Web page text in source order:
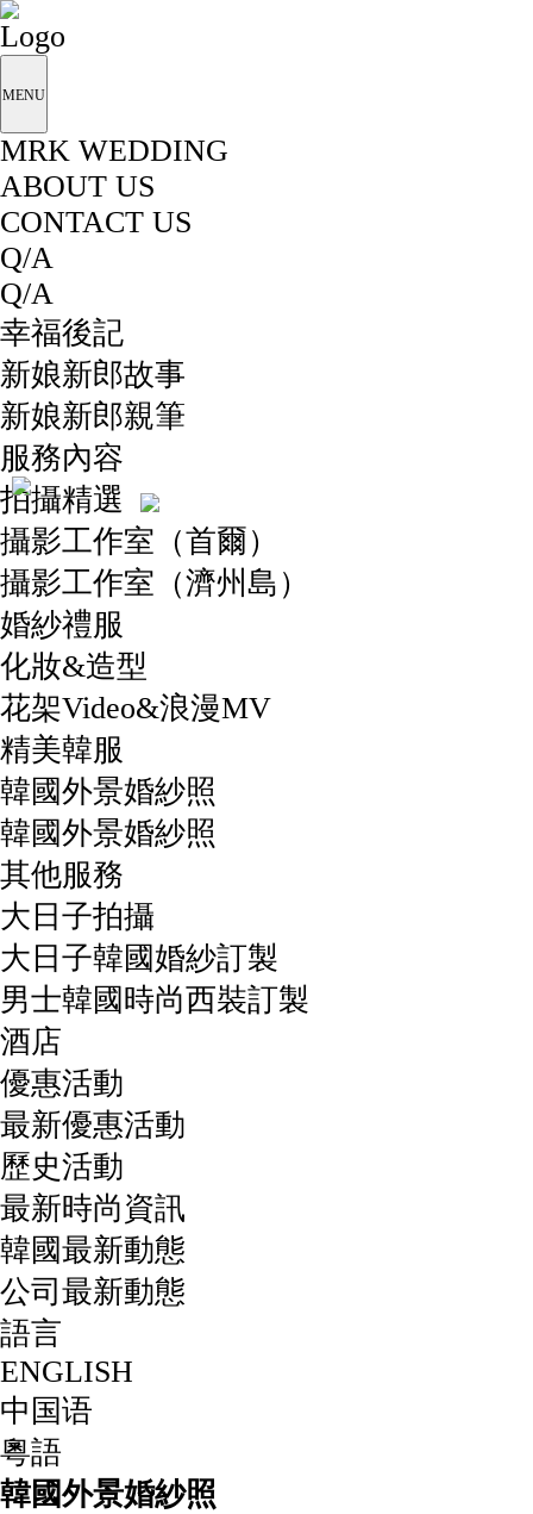
MENU
MRK WEDDING
ABOUT US
CONTACT US
Q/A
Q/A
幸福後記
新娘新郎故事
新娘新郎親筆
服務內容
拍攝精選
攝影工作室（首爾）
攝影工作室（濟州島）
婚紗禮服
化妝&造型
花架Video&浪漫MV
精美韓服
韓國外景婚紗照
韓國外景婚紗照
其他服務
大日子拍攝
大日子韓國婚紗訂製
男士韓國時尚西裝訂製
酒店
優惠活動
最新優惠活動
歷史活動
最新時尚資訊
韓國最新動態
公司最新動態
語言
ENGLISH
中国语
粵語
韓國外景婚紗照